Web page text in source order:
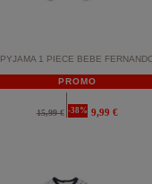
PYJAMA 1 PIECE BEBE
PROMO
15,99 € -38% 9,99 €